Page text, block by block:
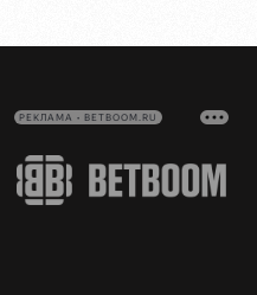
РЕКЛАМА • BETBOOM.RU